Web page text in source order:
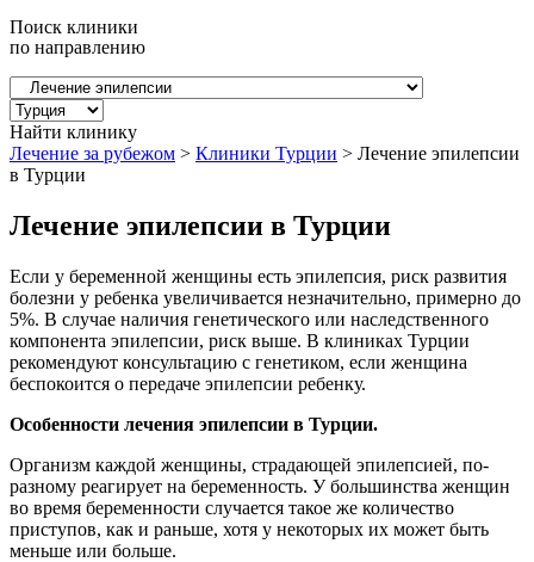
Поиск клиники
по направлению
Найти клинику
Лечение за рубежом > Клиники Турции > Лечение эпилепсии
в Турции
Лечение эпилепсии в Турции
Если у беременной женщины есть эпилепсия, риск развития
болезни у ребенка увеличивается незначительно, примерно до
5%. В случае наличия генетического или наследственного
компонента эпилепсии, риск выше. В клиниках Турции
рекомендуют консультацию с генетиком, если женщина
беспокоится о передаче эпилепсии ребенку.
Особенности лечения эпилепсии в Турции.
Организм каждой женщины, страдающей эпилепсией, по-
разному реагирует на беременность. У большинства женщин
во время беременности случается такое же количество
приступов, как и раньше, хотя у некоторых их может быть
меньше или больше.